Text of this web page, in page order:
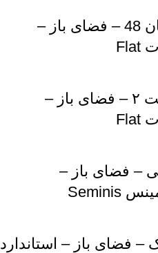
بذر کاهو فضای باز مهرگان 48 – فضای باز –
بذر کاهو فضای باز اورست ۲ – فضای باز –
– فضای باز –
– فضای باز – استاندارد